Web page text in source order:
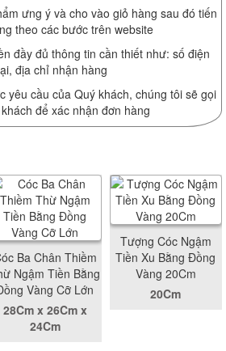
ưng ý và cho vào giỏ hàng sau đó tiến
theo các bước trên website
đầy đủ thông tin cần thiết như: số điện
địa chỉ nhận hàng
yêu cầu của Quý khách, chúng tôi sẽ gọi
để xác nhận đơn hàng
Ba Chân Thiềm
Ngậm Tiền Bằng
Vàng Cỡ Lớn
28Cm x 26Cm x
24Cm
Tượng Cóc Ngậm
Tiền Xu Bằng Đồng
Vàng 20Cm
20Cm